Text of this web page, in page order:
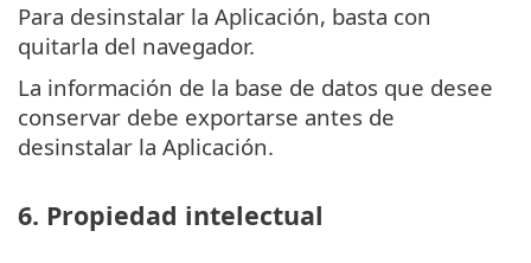
Para desinstalar la Aplicación, basta con
quitarla del navegador.
La información de la base de datos que desee
conservar debe exportarse antes de
desinstalar la Aplicación.
6. Propiedad intelectual